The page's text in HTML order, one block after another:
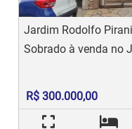
Jardim Rodolfo
Sobrado à venda no
R$ 300.000,00